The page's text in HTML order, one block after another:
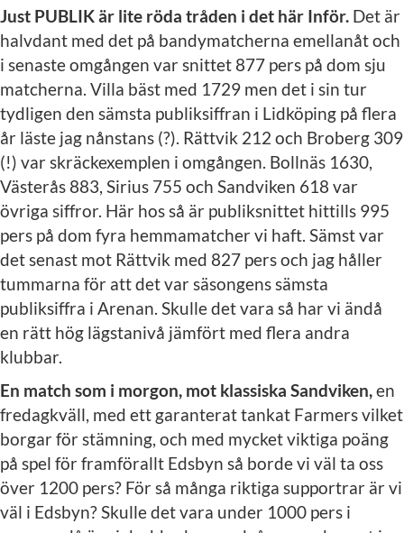
Just PUBLIK är lite röda tråden i det här Inför. Det är
halvdant med det på bandymatcherna emellanåt och
i senaste omgången var snittet 877 pers på dom sju
matcherna. Villa bäst med 1729 men det i sin tur
tydligen den sämsta publiksiffran i Lidköping på flera
år läste jag nånstans (?). Rättvik 212 och Broberg 309
(!) var skräckexemplen i omgången. Bollnäs 1630,
Västerås 883, Sirius 755 och Sandviken 618 var
övriga siffror. Här hos så är publiksnittet hittills 995
pers på dom fyra hemmamatcher vi haft. Sämst var
det senast mot Rättvik med 827 pers och jag håller
tummarna för att det var säsongens sämsta
publiksiffra i Arenan. Skulle det vara så har vi ändå
en rätt hög lägstanivå jämfört med flera andra
klubbar.
En match som i morgon, mot klassiska Sandviken,en
fredagkväll, med ett garanterat tankat Farmers vilket
borgar för stämning, och med mycket viktiga poäng
på spel för framförallt Edsbyn så borde vi väl ta oss
över 1200 pers? För så många riktiga supportrar är vi
väl i Edsbyn? Skulle det vara under 1000 pers i